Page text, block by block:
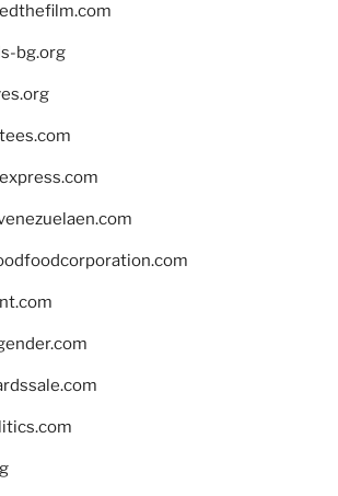
bg.org